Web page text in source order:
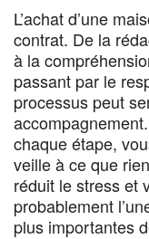
L’achat d’une
contrat. De la
à la
passant par le
processus peut
chaque étape,
veille à ce que
réduit le stress et
probablement
plus importantes